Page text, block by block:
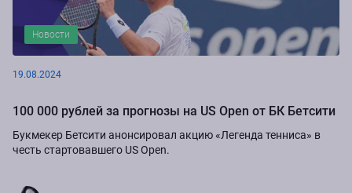
Новости
19.08.2024
100 000 рублей за прогнозы на US Open от БК Бетсити
Букмекер Бетсити анонсировал акцию «Легенда тенниса» в
честь стартовавшего US Open.